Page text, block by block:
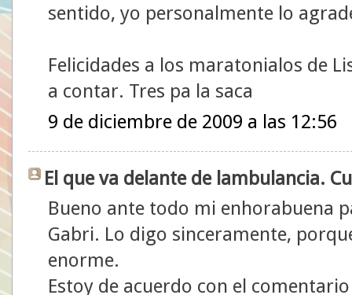
sentido, yo personalmente lo
Felicidades a los maratonialos de
a contar. Tres pa la saca
9 de diciembre de 2009 a las 12:56
El que va delante de lambulancia.
Bueno ante todo mi enhorabuena
Gabri. Lo digo sinceramente,
enorme.
Estoy de acuerdo con el